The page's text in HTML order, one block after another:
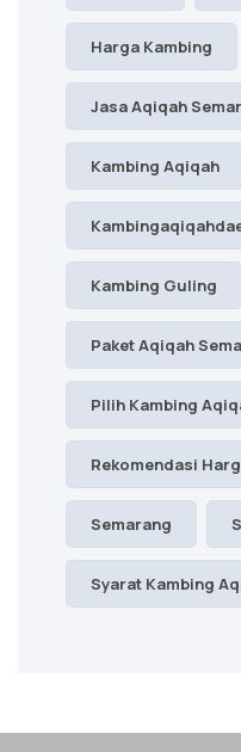
Harga Kambing
Jasa Aqiqah
Kambing Aqiqah
Kambing Guling
Paket Aqiqah
Pilih Kambing
Rekomendasi
Semarang
Syarat Kambing